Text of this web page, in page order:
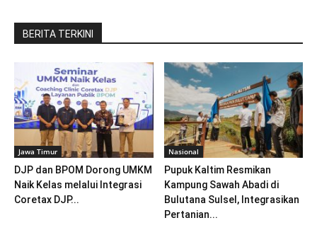
BERITA TERKINI
Jawa Timur
DJP dan BPOM Dorong UMKM
Naik Kelas melalui Integrasi
Coretax DJP...
Nasional
Pupuk Kaltim Resmikan
Kampung Sawah Abadi di
Bulutana Sulsel, Integrasikan
Pertanian...